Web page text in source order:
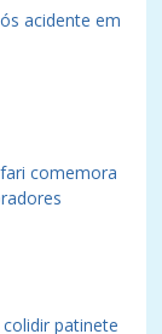
acidente em
comemora
patinete